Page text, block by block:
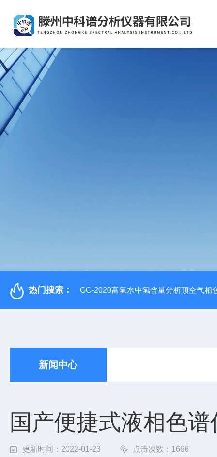
热门搜索： GC-2020富氢水中氢含量分析顶空气相
新闻中心
国产便捷式液相色
更新时间：2022-01-23 点击次数：1666